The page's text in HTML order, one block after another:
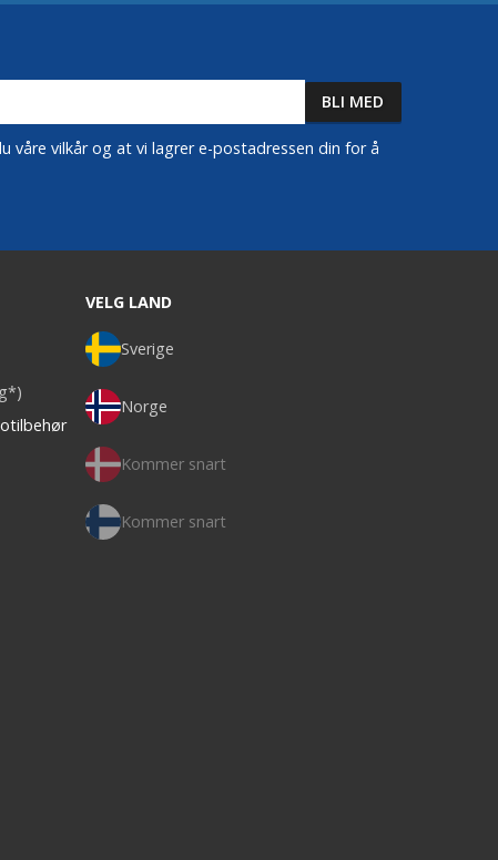
våre vilkår og at vi lagrer e-postadressen din for å
VELG LAND
Sverige
Norge
Kommer snart
Kommer snart